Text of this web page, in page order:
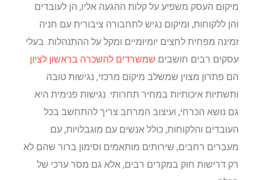
מיקום העסק משפיע על קלות ההגעה אליו, הן לעובדים
והן ללקוחות, ומיקום נגיש לתחבורה ציבורית עם חניה
זמינה מפחית לחצים יומיומיים ומקל על ההתנהלות. בעלי
עסקים רבים חושביםשמשרדים להשכרה בראשון לציון
הם פתרון מצוין שמשלב מיקום מרכזי, נגישות טובה
ותשתיות איכותיות במחיר תחרותי. נגישות פנימית היא
גם נושא הכרחי, ועיצוב המרחב צריך להתחשב בכל
העובדים והלקוחות, כולל אנשים עם מוגבלויות, עם
מעברים רחבים, שירותים מותאמים וסימון ברור שהם לא
רק דרישות חוק במקרים רבים, אלא גם מסר ערכי של